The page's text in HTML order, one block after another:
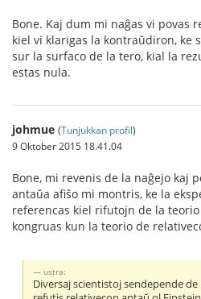
Bone. Kaj dum mi naĝas vi povas
kiel vi klarigas la kontraŭdiron, ke
sur la surfaco de la tero, kial la
estas nula.
johmue (Tunjukkan profil)
9 Oktober 2015 18.41.04
Bone, mi revenis de la naĝejo kaj
antaŭa afiŝo mi montris, ke la
referencas kiel rifutojn de la
kongruas kun la teorio de
ustra:
Diversaj scientistoj sendepende